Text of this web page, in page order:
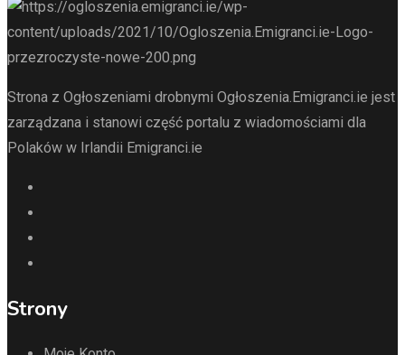
Strona z Ogłoszeniami drobnymi Ogłoszenia.Emigranci.ie jest
zarządzana i stanowi część portalu z wiadomościami dla
Polaków w Irlandii Emigranci.ie
Strony